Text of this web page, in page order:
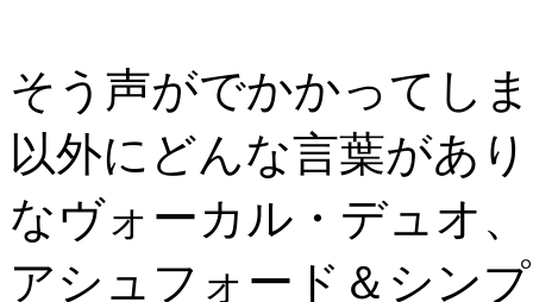
そう声がでかかってし
以外にどんな言葉があ
なヴォーカル・デュオ
アシュフォード＆シン